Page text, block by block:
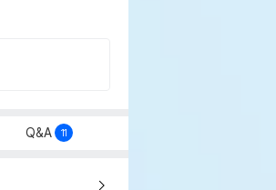
Q&A 11